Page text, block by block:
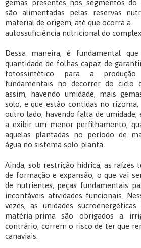
gemas presentes nos segmentos do
são alimentadas pelas reservas
material de origem, até que ocorra a
autossuficiência nutricional do
Dessa maneira, é fundamental
quantidade de folhas capaz de
fotossintético para a produção
fundamentais no decorrer do ciclo
assim, havendo umidade, mais
solo, e que estão contidas no
outro lado, havendo falta de umidade,
a exibir um menor perfilhamento,
aquelas plantadas no período de
água no sistema solo-planta.
Ainda, sob restrição hídrica, as raízes
de formação e expansão, o que vai
de nutrientes, peças fundamentais
incontáveis atividades funcionais.
vezes, as unidades
matéria-prima são obrigados a
contrário, correm o risco de ter que
canaviais.